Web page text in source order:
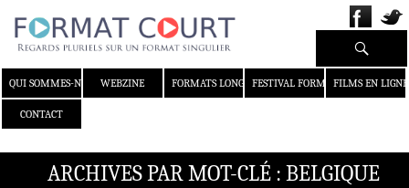
QUI SOMMES-NOUS ?WEBZINE FORMATS LONGS FESTIVAL FORMAT COURT
FILMS EN LIGNE
CONTACT
Recherche
ARCHIVES PAR MOT-CLÉ : BELGIQUE